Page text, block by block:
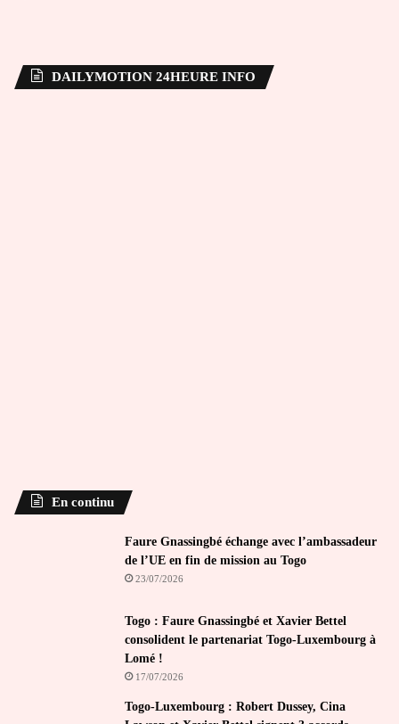
DAILYMOTION 24HEURE INFO
En continu
Faure Gnassingbé échange avec l’ambassadeur
de l’UE en fin de mission au Togo
23/07/2026
Togo : Faure Gnassingbé et Xavier Bettel
consolident le partenariat Togo-Luxembourg à
Lomé !
17/07/2026
Togo-Luxembourg : Robert Dussey, Cina